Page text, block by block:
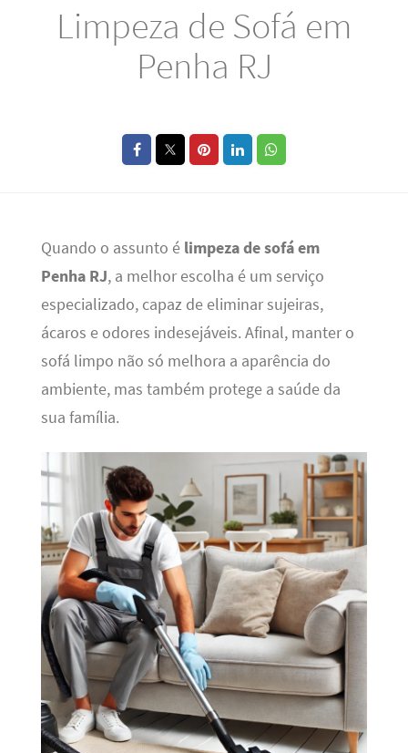
Limpeza de Sofá em
Penha RJ
Quando o assunto é limpeza de sofá em
Penha RJ, a melhor escolha é um serviço
especializado, capaz de eliminar sujeiras,
ácaros e odores indesejáveis. Afinal, manter o
sofá limpo não só melhora a aparência do
ambiente, mas também protege a saúde da
sua família.